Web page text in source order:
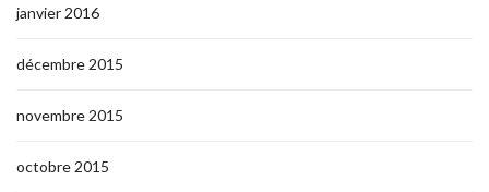
janvier 2016
décembre 2015
novembre 2015
octobre 2015